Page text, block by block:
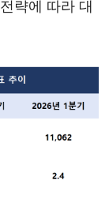
략에 따라 대